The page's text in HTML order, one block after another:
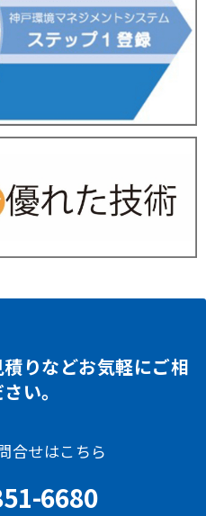
りなどお気軽にご相
い。
合せはこちら
6680